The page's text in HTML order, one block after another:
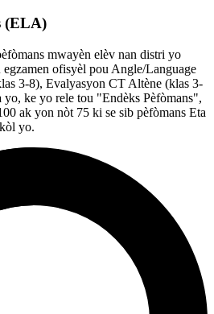
(ELA)
mwayèn elèv nan distri yo
ofisyèl pou Angle/Language
3-8), Evalyasyon CT Altène (klas 3-
ke yo rele tou "Endèks Pèfòmans",
ak yon nòt 75 ki se sib pèfòmans Eta
yo.